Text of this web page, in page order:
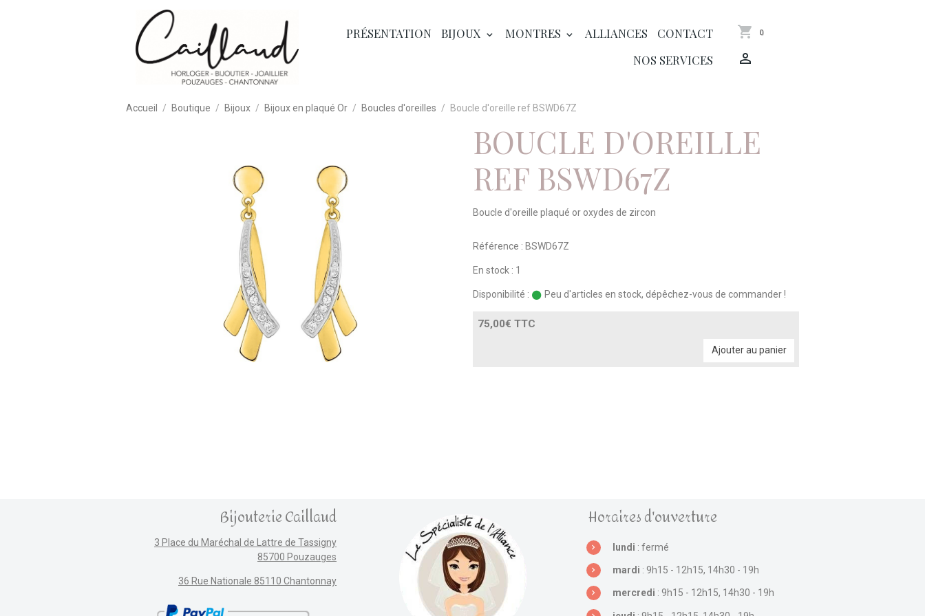
PRÉSENTATION BIJOUX MONTRES ALLIANCES
CONTACT
NOS SERVICES
0
Accueil Boutique Bijoux Bijoux en plaqué Or Boucles d'oreilles Boucle d'oreille ref BSWD67Z
BOUCLE D'OREILLE
REF BSWD67Z
Boucle d'oreille plaqué or oxydes de zircon
Référence : BSWD67Z
En stock : 1
Disponibilité : Peu d'articles en stock, dépêchez-vous de commander !
75,00€ TTC
Ajouter au panier
Bijouterie Caillaud
3 Place du Maréchal de Lattre de Tassigny
85700 Pouzauges
36 Rue Nationale 85110 Chantonnay
Horaires d'ouverture
lundi : fermé
mardi : 9h15 - 12h15, 14h30 - 19h
mercredi : 9h15 - 12h15, 14h30 - 19h